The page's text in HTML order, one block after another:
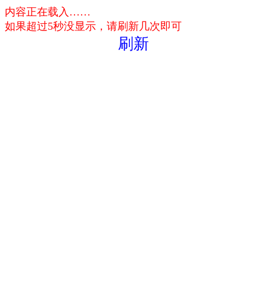
内容正在载入……
如果超过5秒没显示，请刷新几次即可
刷新